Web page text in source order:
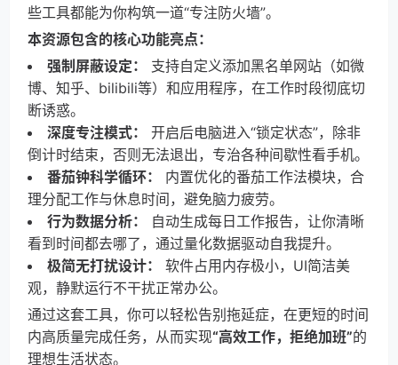
些工具都能为你构筑一道“专注防火墙”。
本资源包含的核心功能亮点：
强制屏蔽设定：
支持自定义添加黑名单网站（如微
博、知乎、bilibili等）和应用程序，在工作时段彻底切
断诱惑。
深度专注模式：
开启后电脑进入“锁定状态”，除非
倒计时结束，否则无法退出，专治各种间歇性看手机。
番茄钟科学循环：
内置优化的番茄工作法模块，合
理分配工作与休息时间，避免脑力疲劳。
行为数据分析：
自动生成每日工作报告，让你清晰
看到时间都去哪了，通过量化数据驱动自我提升。
极简无打扰设计：
软件占用内存极小，UI简洁美
观，静默运行不干扰正常办公。
通过这套工具，你可以轻松告别拖延症，在更短的时间
内高质量完成任务，从而实现“高效工作，拒绝加班”的
理想生活状态。